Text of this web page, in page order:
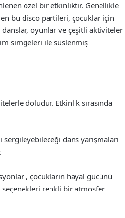
özel bir etkinliktir. Genellikle
bu disco partileri, çocuklar için
oyunlar ve çeşitli aktiviteler
simgeleri ile süslenmiş
doludur. Etkinlik sırasında
sergileyebileceği dans yarışmaları
çocukların hayal gücünü
seçenekleri renkli bir atmosfer